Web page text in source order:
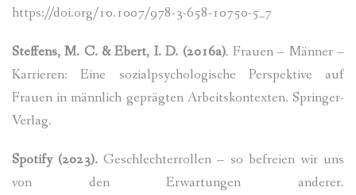
https://doi.org/10.1007/978-3-658-10750-5_7
Steffens, M. C. & Ebert, I. D. (2016a). Frauen – Männer –
Karrieren: Eine sozialpsychologische Perspektive auf
Frauen in männlich geprägten Arbeitskontexten. Springer-
Verlag.
Spotify (2023).Geschlechterrollen – so befreien wir uns
von den Erwartungen anderer.